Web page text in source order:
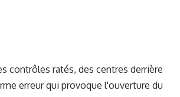
contrôles ratés, des centres derrière
erreur qui provoque l'ouverture du